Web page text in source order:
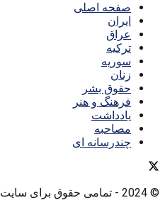
صفحه اصلی
ایران
عراق
ترکیه
سوریه
زنان
حقوق بشر
فرهنگ و هنر
یادداشت
مصاحبه
چندرسانه ای
© 2024 - تمامی حقوق برای سایت